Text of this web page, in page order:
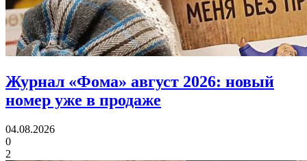
Журнал «Фома» август 2026: новый
номер уже в продаже
04.08.2026
0
2